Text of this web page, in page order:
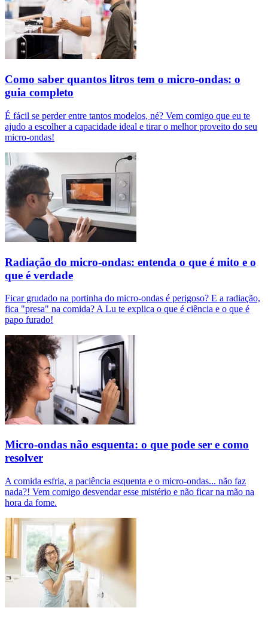
Como saber quantos litros tem o micro-ondas: o
guia completo
É fácil se perder entre tantos modelos, né? Vem comigo que eu te
ajudo a escolher a capacidade ideal e tirar o melhor proveito do seu
micro-ondas!
Radiação do micro-ondas: entenda o que é mito e o
que é verdade
Ficar grudado na portinha do micro-ondas é perigoso? E a radiação,
fica "presa" na comida? A Lu te explica o que é ciência e o que é
papo furado!
Micro-ondas não esquenta: o que pode ser e como
resolver
A comida esfria, a paciência esquenta e o micro-ondas... não faz
nada?! Vem comigo desvendar esse mistério e não ficar na mão na
hora da fome.